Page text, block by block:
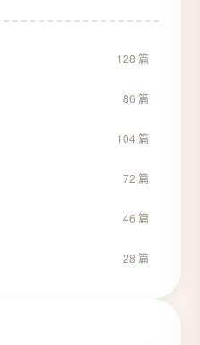
128 篇
86 篇
104 篇
72 篇
46 篇
28 篇